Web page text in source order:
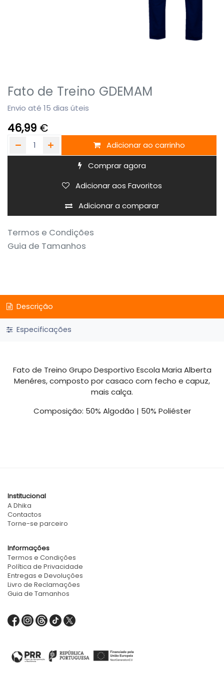
Fato de Treino GDEMAM
Envio até 15 dias úteis
46,99 €
Adicionar ao carrinho
Comprar agora
Adicionar a comparar
Adicionar aos Favoritos
Termos e Condições
Guia de Tamanhos
Descrição
Especificações
Fato de Treino Grupo Desportivo Escola Maria Alberta
Menéres, composto por casaco com fecho e capuz,
mais calça.
Composição: 50% Algodão | 50% Poliéster
Institucional
A Dhika
Contactos
Torne-se parceiro
Informações
Termos e Condições
Política de Privacidade
Entregas e Devoluções
Livro de Reclamações
Guia de Tamanhos